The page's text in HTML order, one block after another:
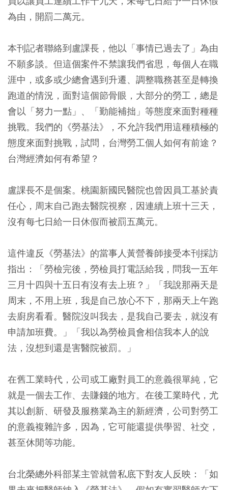
為由，開罰二萬元。
本刊記者聯絡到盧課長，他以「事情已過去了」為由
不願多談。但這個案件不禁讓我們省思，每個人在職
涯中，或多或少總會遇到升遷、調整職務甚至是轉換
跑道的情況，面對這個節骨眼，大部分的勞工，總是
會以「努力一點」、「勤能補拙」等態度來面對種種
挑戰。我們的《勞基法》，不允許我們用這種積極的
態度來面對挑戰，試問，台灣勞工個人如何有前途？
台灣經濟如何有希望？
盧課長不是個案。桃園新國民醫院也曾因員工基於責
任心，周末自己跑去醫院視察，因連續上班十三天，
沒有每七日給一日休假而被罰五萬元。
這件違反《勞基法》的當事人黃營養師接受本刊採訪
指出：「勞檢完後，勞檢員打電話給我，問我一五年
三月十四與十五日有沒有去上班？」「我說那兩天是
周末，不用上班，我是自己放心不下，那兩天上午跑
去廚房看看。醫院沒叫我去，是我自己要去，就沒有
申請加班費。」「我以為勞檢員會相信我本人的說
法，沒想到還是害醫院被罰。」
在舊工業時代，公司或工廠對員工的意義很單純，它
就是一個去工作、去賺錢的地方。在後工業時代，尤
其以創新、研發及服務業為主的新經濟，公司對勞工
的意義複雜許多，因為，它可能還提供學習、社交，
甚至休閒等功能。
台北榮總外科部某主管就曾私底下對友人反映：「如